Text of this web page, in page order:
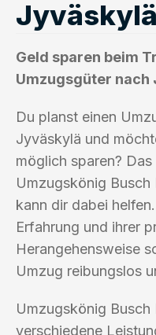
Jyväskylä
Geld sparen beim
Umzugsgüter nach
Du planst einen
Jyväskylä und
möglich sparen?
Umzugskönig Busch
kann dir dabei
Erfahrung und ihrer
Herangehensweise
Umzug reibungslos
Umzugskönig
verschiedene